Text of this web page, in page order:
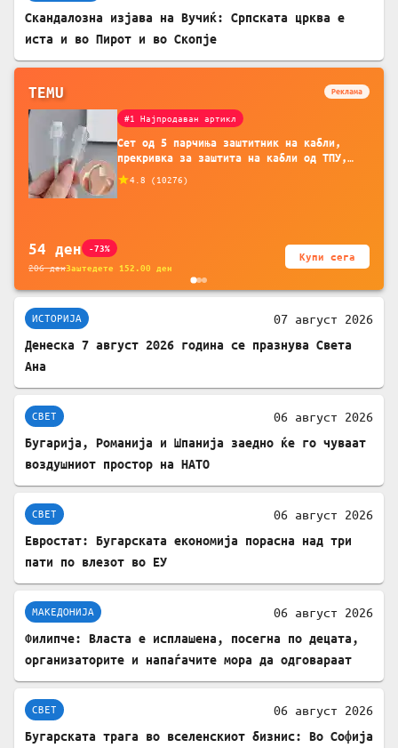
Скандалозна изјава на Вучиќ: Српската црква е
иста и во Пирот и во Скопје
TEMU Реклама
#1 Најпродаван артикл
Сет од 5 парчиња заштитник на кабли,
прекривка за заштита на кабли од ТПУ,
батерија, за мобилни телефони, комплет
4.8 ( 10276)
54 ден -73%
206денЗаштедете 152.00 ден
Купи сега
ИСТОРИЈА 07 август 2026
Денеска 7 август 2026 година се празнува Света
Ана
СВЕТ 06 август 2026
Бугарија, Романија и Шпанија заедно ќе го чуваат
воздушниот простор на НАТО
СВЕТ 06 август 2026
Евростат: Бугарската економија порасна над три
пати по влезот во ЕУ
МАКЕДОНИЈА 06 август 2026
Филипче: Власта е исплашена, посегна по децата,
организаторите и напаѓачите мора да одговараат
СВЕТ 06 август 2026
Бугарската трага во вселенскиот бизнис: Во Софија